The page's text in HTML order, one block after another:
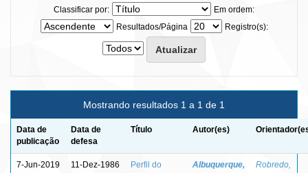
Classificar por:
Em ordem:
Resultados/Página
Registro(s):
Mostrando resultados 1 a 1 de 1
Data de
publicação
Data de
defesa
Título Autor(es)
7-Jun-2019 11-Dez-1986
Perfil do
Albuquerque,
Robredo,